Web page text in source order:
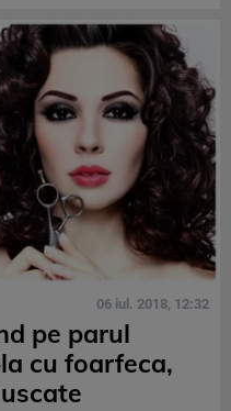
06 iul. 2018, 12:32
pe parul
cu foarfeca,